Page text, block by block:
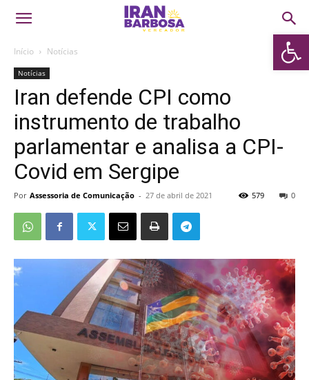
Abrir
Início Notícias
Notícias
Iran defende CPI como
instrumento de trabalho
parlamentar e analisa a CPI-
Covid em Sergipe
Por Assessoria de Comunicação - 27 de abril de 2021 0
579